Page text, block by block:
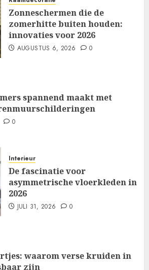
Zonneschermen die de
zomerhitte buiten houden:
innovaties voor 2026
AUGUSTUS 6, 2026 0
spannend maakt met
0
Interieur
De fascinatie voor
asymmetrische vloerkleden in
2026
JULI 31, 2026 0
waarom verse kruiden in
zijn